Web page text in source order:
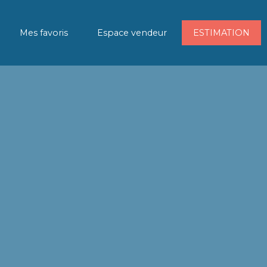
Mes favoris Espace vendeur ESTIMATION